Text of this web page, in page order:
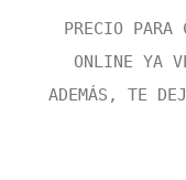
PRECIO PARA
ONLINE YA
ADEMÁS, TE